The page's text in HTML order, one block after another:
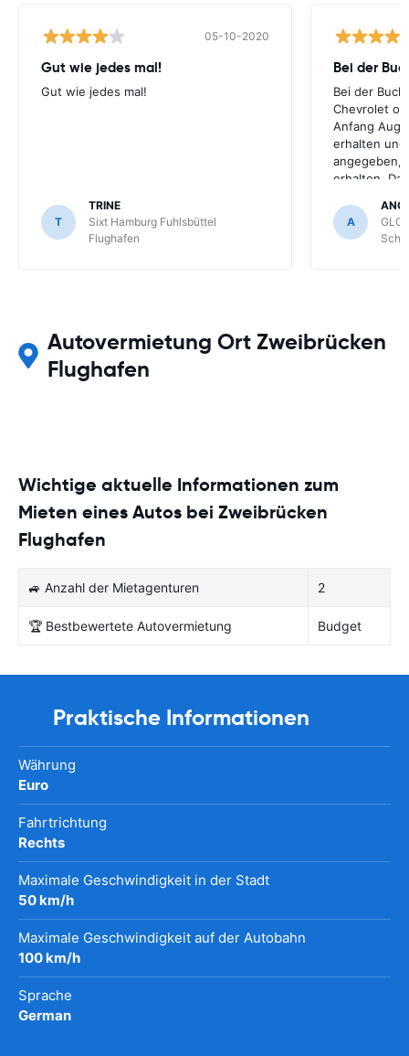
05-10-2020
Gut wie jedes mal!
Gut wie jedes mal!
T
TRINE
Sixt Hamburg Fuhlsbüttel
Flughafen
Bei der
Bei der
Chevrolet
Anfang
erhalten
angegeben,
erhalten.
optimal,
Schönefeld
A
Autovermietung Ort Zweibrücken
Flughafen
Wichtige aktuelle Informationen zum
Mieten eines Autos bei Zweibrücken
Flughafen
🚙 Anzahl der Mietagenturen 2
🏆 Bestbewertete Autovermietung Budget
Praktische Informationen
Währung
Euro
Fahrtrichtung
Rechts
Maximale Geschwindigkeit in der Stadt
50 km/h
Maximale Geschwindigkeit auf der Autobahn
100 km/h
Sprache
German